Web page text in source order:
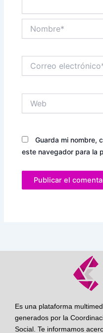
electrónico*
Guarda mi nombre,
este navegador para la
Es una plataforma
generados por la
Social. Te informamos